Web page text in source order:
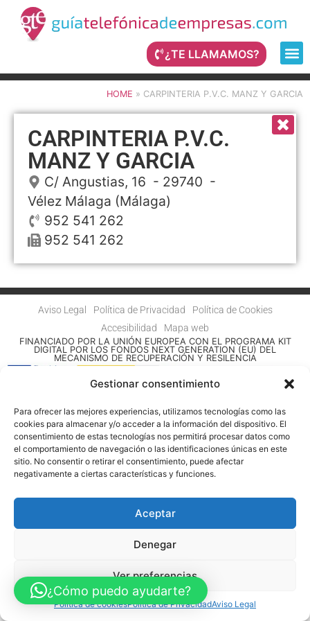
Gestionar consentimiento
Para ofrecer las mejores experiencias, utilizamos tecnologías como las
cookies para almacenar y/o acceder a la información del dispositivo. El
consentimiento de estas tecnologías nos permitirá procesar datos como
el comportamiento de navegación o las identificaciones únicas en este
sitio. No consentir o retirar el consentimiento, puede afectar
negativamente a ciertas características y funciones.
Aceptar
Denegar
Ver preferencias
Política de cookiesPolítica de PrivacidadAviso Legal
¿TE LLAMAMOS?
HOME » CARPINTERIA P.V.C. MANZ Y GARCIA
CARPINTERIA P.V.C.
MANZ Y GARCIA
C/ Angustias, 16 - 29740 -
Vélez Málaga (Málaga)
952 541 262
952 541 262
Aviso Legal Política de Privacidad
Política de Cookies
Accesibilidad
Mapa web
FINANCIADO POR LA UNIÓN EUROPEA CON EL PROGRAMA KIT
DIGITAL POR LOS FONDOS NEXT GENERATION (EU) DEL
MECANISMO DE RECUPERACIÓN Y RESILENCIA
© Guia Telefónica de Empresas – Todos los derechos reservados.
¿Cómo puedo ayudarte?